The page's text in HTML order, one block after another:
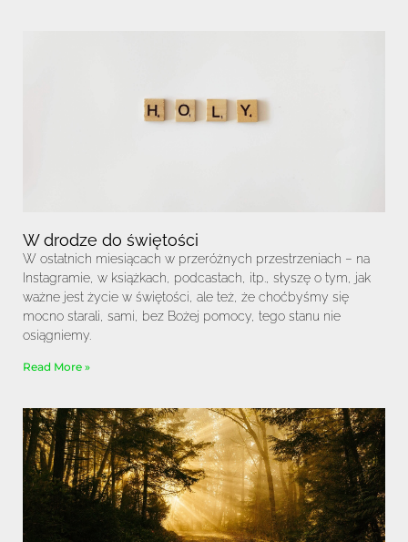
W drodze do świętości
W ostatnich miesiącach w przeróżnych przestrzeniach – na
Instagramie, w książkach, podcastach, itp., słyszę o tym, jak
ważne jest życie w świętości, ale też, że choćbyśmy się
mocno starali, sami, bez Bożej pomocy, tego stanu nie
osiągniemy.
Read More »